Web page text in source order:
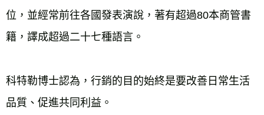
位，並經常前往各國發表演說，著有超過80本商管書
籍，譯成超過二十七種語言。
科特勒博士認為，行銷的目的始終是要改善日常生活
品質、促進共同利益。